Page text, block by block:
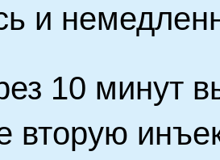
и
10 минут
вторую